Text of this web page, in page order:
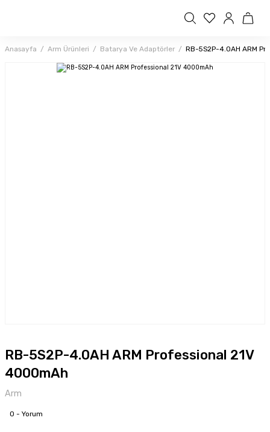
Anasayfa Arm Ürünleri Batarya Ve Adaptörler RB-5S2P-4.0AH ARM
RB-5S2P-4.0AH ARM Professional 21V
4000mAh
Arm
0 - Yorum